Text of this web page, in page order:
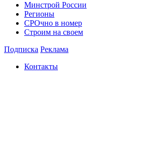
Минстрой России
Регионы
СРОчно в номер
Строим на своем
Подписка Реклама
Контакты